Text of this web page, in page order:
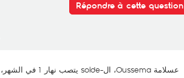
Répondre à cette question
عسلامة Oussema، ال-solde يتصب نهار 1 في الشهر، في الساعات الأولى بعد نصف الليل!